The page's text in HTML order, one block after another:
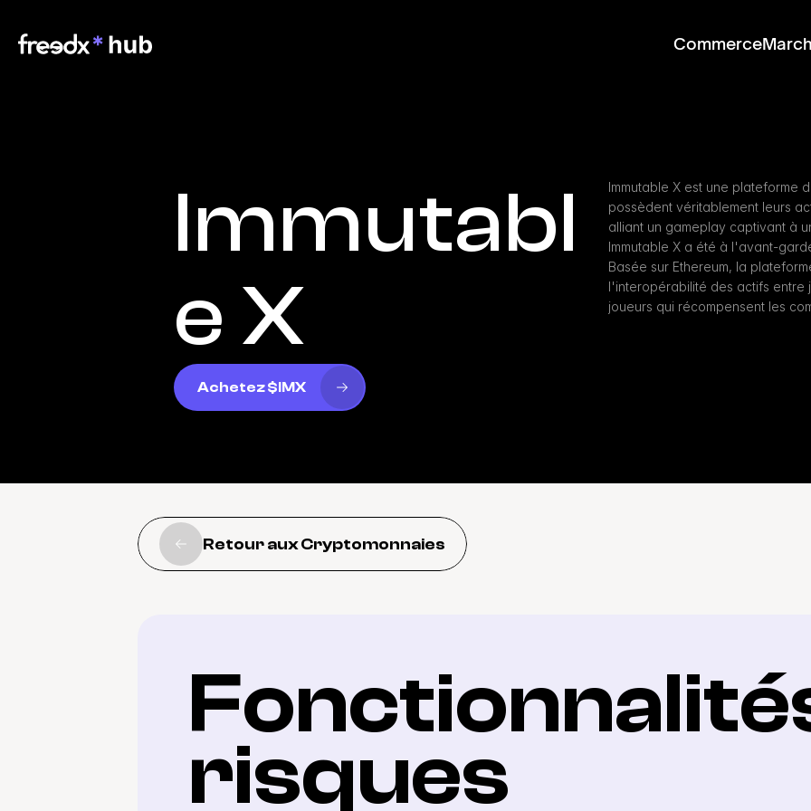
Commerce
Immutabl
e X
Achetez $IMX
Immutable X est une plateforme
possèdent véritablement leurs
alliant un gameplay captivant à
Immutable X a été à l'avant-
Basée sur Ethereum, la
l'interopérabilité des actifs entre
joueurs qui récompensent les
Retour aux Cryptomonnaies
risques